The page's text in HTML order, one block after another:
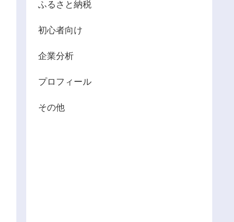
ふるさと納税
初心者向け
企業分析
プロフィール
その他